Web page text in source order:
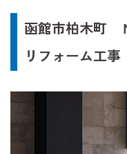
函館市柏木町
リフォーム工事